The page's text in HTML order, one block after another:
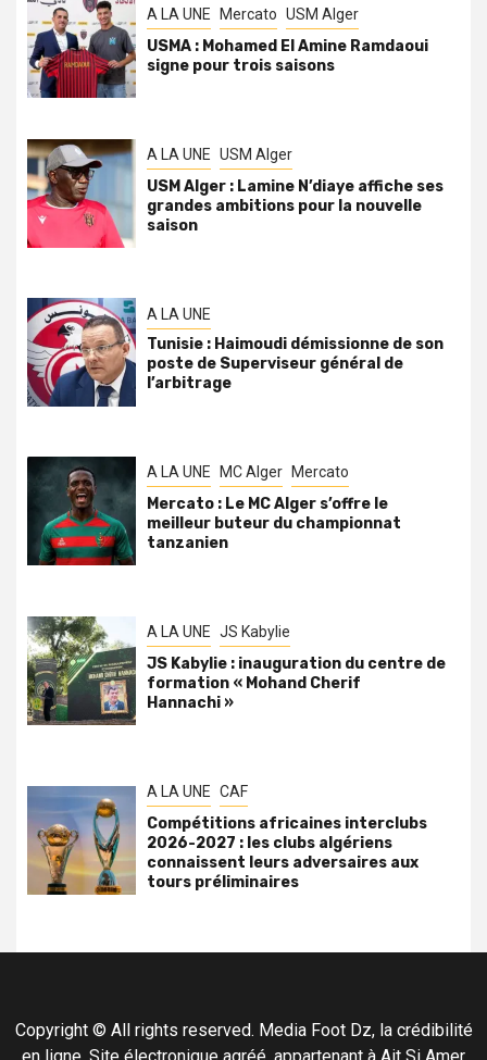
A LA UNE Mercato USM Alger
USMA : Mohamed El Amine Ramdaoui
signe pour trois saisons
A LA UNE USM Alger
USM Alger : Lamine N’diaye affiche ses
grandes ambitions pour la nouvelle
saison
A LA UNE
Tunisie : Haimoudi démissionne de son
poste de Superviseur général de
l’arbitrage
A LA UNE MC Alger Mercato
Mercato : Le MC Alger s’offre le
meilleur buteur du championnat
tanzanien
A LA UNE JS Kabylie
JS Kabylie : inauguration du centre de
formation « Mohand Cherif
Hannachi »
A LA UNE CAF
Compétitions africaines interclubs
2026-2027 : les clubs algériens
connaissent leurs adversaires aux
tours préliminaires
Copyright © All rights reserved. Media Foot Dz, la crédibilité
en ligne. Site électronique agréé, appartenant à Ait Si Amer